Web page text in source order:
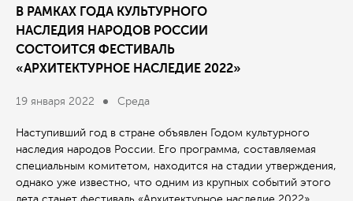
В РАМКАХ ГОДА КУЛЬТУРНОГО
НАСЛЕДИЯ НАРОДОВ РОССИИ
СОСТОИТСЯ ФЕСТИВАЛЬ
«АРХИТЕКТУРНОЕ НАСЛЕДИЕ 2022»
19 января 2022 Среда
Наступивший год в стране объявлен Годом культурного
наследия народов России. Его программа, составляемая
специальным комитетом, находится на стадии утверждения,
однако уже известно, что одним из крупных событий этого